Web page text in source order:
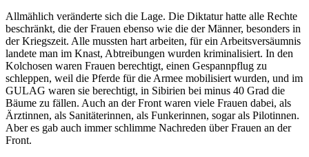
Allmählich veränderte sich die Lage. Die Diktatur hatte alle Rechte
beschränkt, die der Frauen ebenso wie die der Männer, besonders in
der Kriegszeit. Alle mussten hart arbeiten, für ein Arbeitsversäumnis
landete man im Knast, Abtreibungen wurden kriminalisiert. In den
Kolchosen waren Frauen berechtigt, einen Gespannpflug zu
schleppen, weil die Pferde für die Armee mobilisiert wurden, und im
GULAG waren sie berechtigt, in Sibirien bei minus 40 Grad die
Bäume zu fällen. Auch an der Front waren viele Frauen dabei, als
Ärztinnen, als Sanitäterinnen, als Funkerinnen, sogar als Pilotinnen.
Aber es gab auch immer schlimme Nachreden über Frauen an der
Front.